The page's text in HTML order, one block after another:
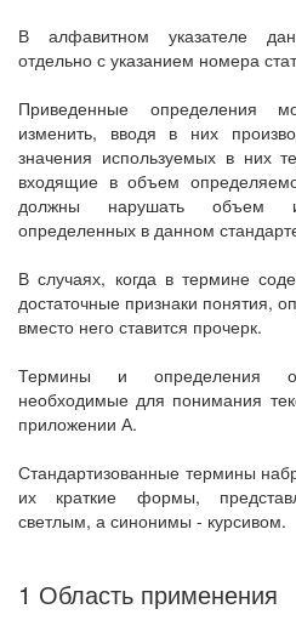
В алфавитном указателе
отдельно с указанием номера
Приведенные определения
изменить, вводя в них
значения используемых в них
входящие в объем
должны нарушать объем
определенных в данном
В случаях, когда в термине
достаточные признаки понятия,
вместо него ставится прочерк.
Термины и определения
необходимые для понимания
приложении А.
Стандартизованные термины
их краткие формы,
светлым, а синонимы - курсивом.
1 Область применения